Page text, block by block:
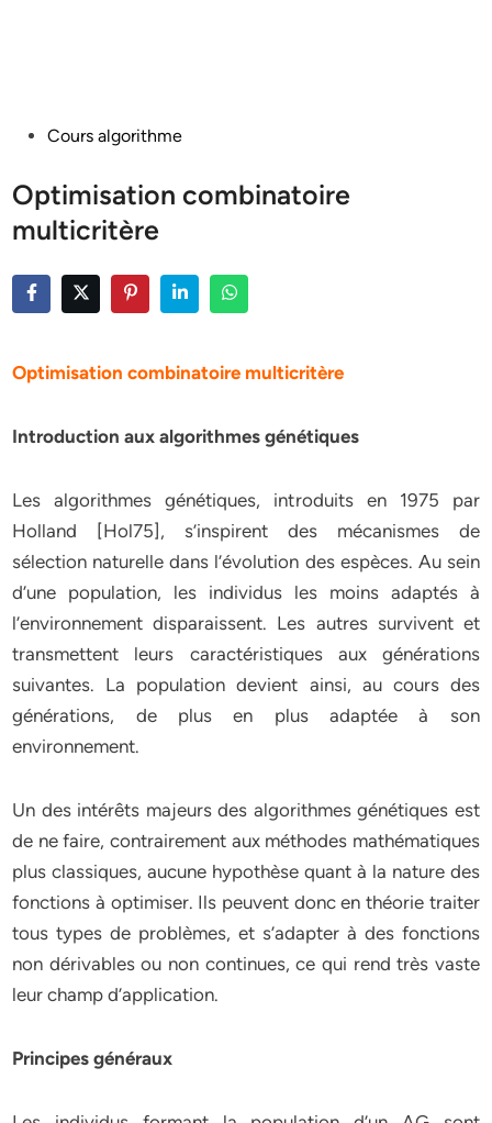
PostedCours algorithme
Optimisation combinatoire
multicritère
Optimisation combinatoire multicritère
Introduction aux algorithmes génétiques
Les algorithmes génétiques, introduits en 1975 par
Holland [Hol75], s’inspirent des mécanismes de
sélection naturelle dans l’évolution des espèces. Au sein
d’une population, les individus les moins adaptés à
l’environnement disparaissent. Les autres survivent et
transmettent leurs caractéristiques aux générations
suivantes. La population devient ainsi, au cours des
générations, de plus en plus adaptée à son
environnement.
Un des intérêts majeurs des algorithmes génétiques est
de ne faire, contrairement aux méthodes mathématiques
plus classiques, aucune hypothèse quant à la nature des
fonctions à optimiser. Ils peuvent donc en théorie traiter
tous types de problèmes, et s’adapter à des fonctions
non dérivables ou non continues, ce qui rend très vaste
leur champ d’application.
Principes généraux